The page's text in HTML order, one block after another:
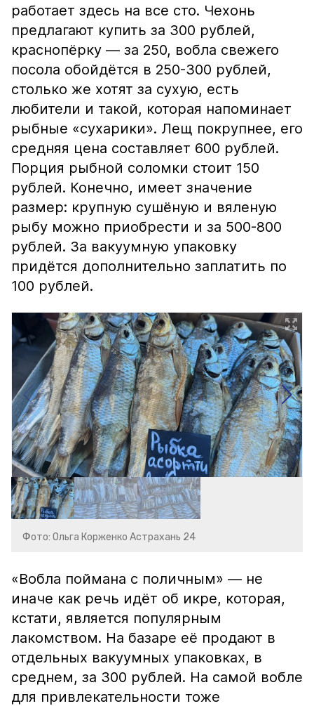
работает здесь на все сто. Чехонь
предлагают купить за 300 рублей,
краснопёрку — за 250, вобла свежего
посола обойдётся в 250-300 рублей,
столько же хотят за сухую, есть
любители и такой, которая напоминает
рыбные «сухарики». Лещ покрупнее, его
средняя цена составляет 600 рублей.
Порция рыбной соломки стоит 150
рублей. Конечно, имеет значение
размер: крупную сушёную и вяленую
рыбу можно приобрести и за 500-800
рублей. За вакуумную упаковку
придётся дополнительно заплатить по
100 рублей.
Фото: Ольга Корженко Астрахань 24
«Вобла поймана с поличным» — не
иначе как речь идёт об икре, которая,
кстати, является популярным
лакомством. На базаре её продают в
отдельных вакуумных упаковках, в
среднем, за 300 рублей. На самой вобле
для привлекательности тоже